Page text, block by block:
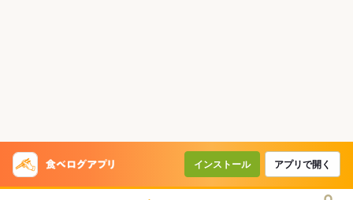
インストール アプリで開く